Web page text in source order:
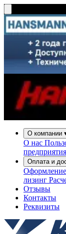
О компании
О нас
Оплата и
Оформление
лизинг
Отзывы
Контакты
Реквизиты